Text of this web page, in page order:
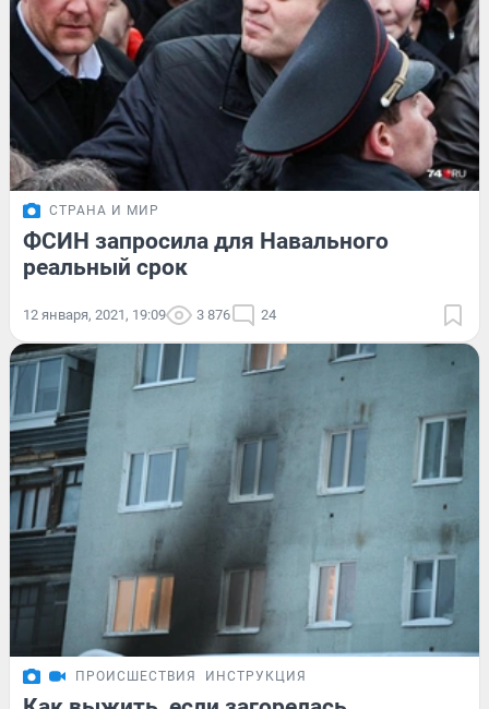
СТРАНА И МИР
ФСИН запросила для Навального
реальный срок
12 января, 2021, 19:09 3 876 24
ПРОИСШЕСТВИЯ ИНСТРУКЦИЯ